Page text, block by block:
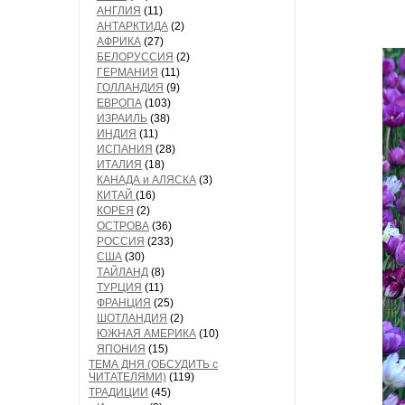
АНГЛИЯ (11)
АНТАРКТИДА (2)
АФРИКА (27)
БЕЛОРУССИЯ (2)
ГЕРМАНИЯ (11)
ГОЛЛАНДИЯ (9)
ЕВРОПА (103)
ИЗРАИЛЬ (38)
ИНДИЯ (11)
ИСПАНИЯ (28)
ИТАЛИЯ (18)
КАНАДА и АЛЯСКА (3)
КИТАЙ (16)
КОРЕЯ (2)
ОСТРОВА (36)
РОССИЯ (233)
США (30)
ТАЙЛАНД (8)
ТУРЦИЯ (11)
ФРАНЦИЯ (25)
ШОТЛАНДИЯ (2)
ЮЖНАЯ АМЕРИКА (10)
ЯПОНИЯ (15)
ТЕМА ДНЯ (ОБСУДИТЬ с
ЧИТАТЕЛЯМИ) (119)
ТРАДИЦИИ (45)